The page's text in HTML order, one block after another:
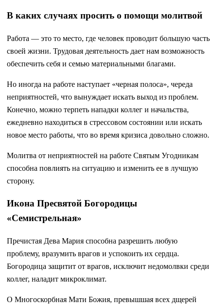
В каких случаях просить о помощи молитвой
Работа — это то место, где человек проводит большую часть
своей жизни. Трудовая деятельность дает нам возможность
обеспечить себя и семью материальными благами.
Но иногда на работе наступает «черная полоса», череда
неприятностей, что вынуждает искать выход из проблем.
Конечно, можно терпеть нападки коллег и начальства,
ежедневно находиться в стрессовом состоянии или искать
новое место работы, что во время кризиса довольно сложно.
Молитва от неприятностей на работе Святым Угодникам
способна повлиять на ситуацию и изменить ее в лучшую
сторону.
Икона Пресвятой Богородицы
«Семистрельная»
Пречистая Дева Мария способна разрешить любую
проблему, вразумить врагов и успокоить их сердца.
Богородица защитит от врагов, исключит недомолвки среди
коллег, наладит микроклимат.
О Многоскорбная Мати Божия, превышшая всех дщерей